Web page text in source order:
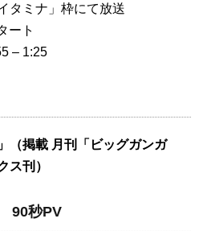
タミナ」枠にて放送
ート
– 1:25
（掲載 月刊「ビッグガンガ
ス刊）
90秒PV